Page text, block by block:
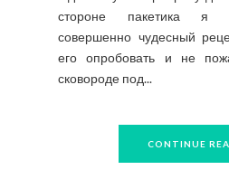
стороне пакетика я
совершенно чудесный
его опробовать и не
сковороде под...
CONTINUE